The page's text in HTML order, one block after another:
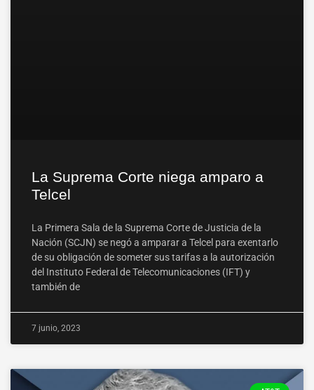
La Suprema Corte niega amparo a
Telcel
La Primera Sala de la Suprema Corte de Justicia de la
Nación (SCJN) se negó a amparar a Telcel para exentarlo
de su obligación de someter sus tarifas a la autorización
del Instituto Federal de Telecomunicaciones (IFT) y
también de
7 junio, 2023